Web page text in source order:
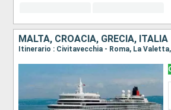
MALTA, CROACIA, GRECIA, ITALIA